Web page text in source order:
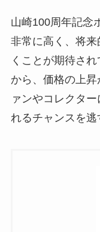
山崎100周年記念
非常に高く、将
くことが期待さ
から、価格の上
ァンやコレクタ
れるチャンスを逃